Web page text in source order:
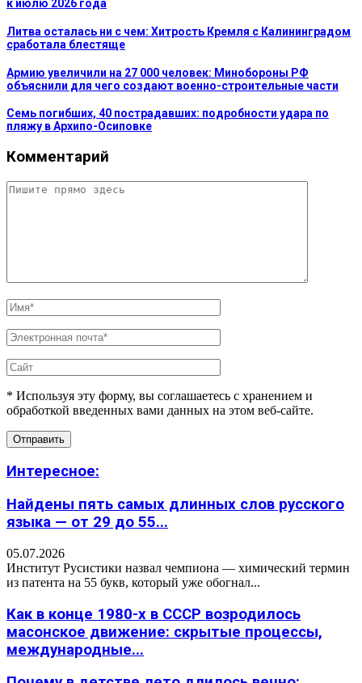
к июлю 2026 года
Литва осталась ни с чем: Хитрость Кремля с Калининградом
сработала блестяще
Армию увеличили на 27 000 человек: Минобороны РФ
объяснили для чего создают военно-строительные части
Семь погибших, 40 пострадавших: подробности удара по
пляжу в Архипо-Осиповке
Комментарий
* Используя эту форму, вы соглашаетесь с хранением и
обработкой введенных вами данных на этом веб-сайте.
Интересное:
Найдены пять самых длинных слов русского
языка — от 29 до 55...
05.07.2026
Институт Русистики назвал чемпиона — химический термин
из патента на 55 букв, который уже обогнал...
Как в конце 1980-х в СССР возродилось
масонское движение: скрытые процессы,
международные...